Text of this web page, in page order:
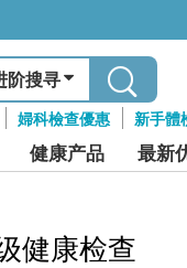
阶搜寻
婦科檢查優惠 新手體
健康产品 最新
健康检查